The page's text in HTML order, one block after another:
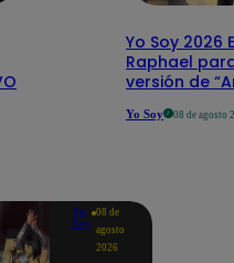
Yo Soy 2026
Raphael
versión de
Yo Soy 08 de agosto
Yo
Soy
08 de
agosto
2026